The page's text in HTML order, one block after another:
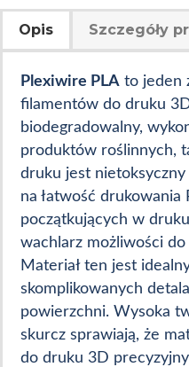
Opis Szczegóły
Plexiwire PLA to jeden
filamentów do druku
biodegradowalny,
produktów roślinnych,
druku jest
na łatwość
początkujących w
wachlarz możliwości
Materiał ten jest
skomplikowanych
powierzchni. Wysoka
skurcz sprawiają, że
do druku 3D